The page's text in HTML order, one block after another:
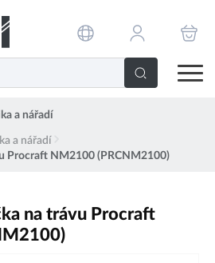
a nářadí
a nářadí
Procraft NM2100 (PRCNM2100)
na trávu Procraft